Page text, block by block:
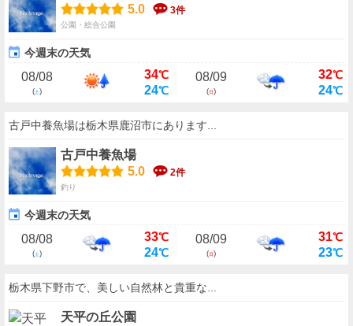
5.0
3件
公園・総合公園
今週末の天気
08/08
(土)
34℃
24℃
08/09
(日)
32℃
24℃
古戸中養魚場は栃木県鹿沼市にあります...
古戸中養魚場
5.0
2件
釣り
今週末の天気
08/08
(土)
33℃
24℃
08/09
(日)
31℃
23℃
栃木県下野市で、美しい自然林と貴重な...
天平の丘公園